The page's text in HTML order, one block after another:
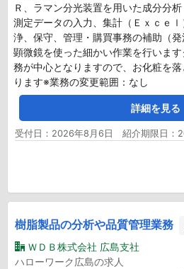
Ｒ、ラマン分光装置を用いた成分分
測定データの入力、集計（Ｅｘｃｅ
浄、保守、管理・購買事務の補助（
顕微鏡を使った細かい作業を行いま
務が中心となりますので、お化粧を
ります※業務の変更範囲：なし
詳細を見る
受付日：2026年8月6日 紹介期限日：
樹脂製品の分析や品質管理業務
ＷＤＢ株式会社 広島支社
ハローワーク広島の求人